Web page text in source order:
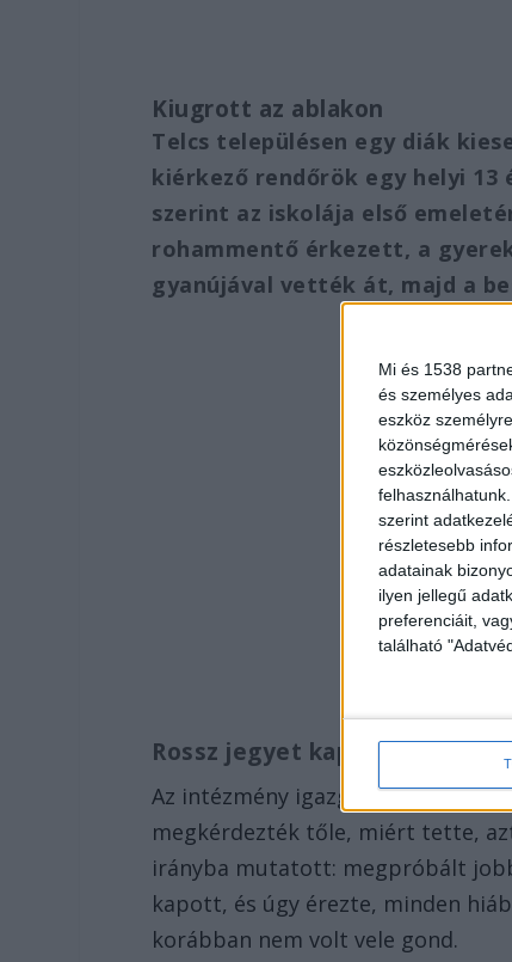
Mi és 1538
és személyes
eszköz
szerint
részletesebb
adatainak
ilyen jellegű
preferenciáit,
található
Kiugrott az ablakon
Telcs településen egy diák
kiérkező rendőrök egy helyi
szerint az iskolája első
rohammentő érkezett, a
gyanújával vették át, majd a
Rossz jegyet kapott
Az intézmény igazgatója szerint
megkérdezték tőle, miért tette,
irányba mutatott: megpróbált
kapott, és úgy érezte, minden
korábban nem volt vele gond.